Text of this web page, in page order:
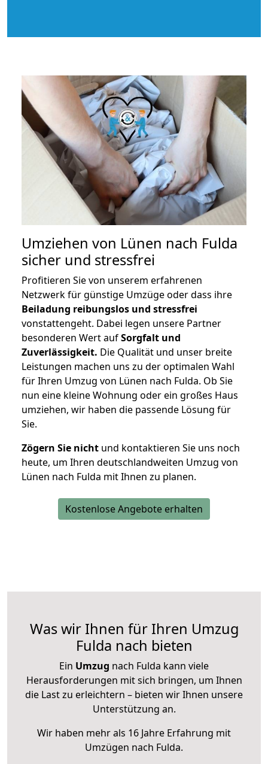
Umziehen von Lünen nach Fulda
sicher und stressfrei
Profitieren Sie von unserem erfahrenen
Netzwerk für günstige Umzüge oder dass ihre
Beiladung reibungslos und stressfrei
vonstattengeht. Dabei legen unsere Partner
besonderen Wert aufSorgfalt und
Zuverlässigkeit. Die Qualität und unser breite
Leistungen machen uns zu der optimalen Wahl
für Ihren Umzug von Lünen nach Fulda. Ob Sie
nun eine kleine Wohnung oder ein großes Haus
umziehen, wir haben die passende Lösung für
Sie.
Zögern Sie nicht und kontaktieren Sie uns noch
heute, um Ihren deutschlandweiten Umzug von
Lünen nach Fulda mit Ihnen zu planen.
Kostenlose Angebote erhalten
Was wir Ihnen für Ihren Umzug
Fulda nach bieten
Ein Umzug nach Fulda kann viele
Herausforderungen mit sich bringen, um Ihnen
die Last zu erleichtern – bieten wir Ihnen unsere
Unterstützung an.
Wir haben mehr als 16 Jahre Erfahrung mit
Umzügen nach Fulda.